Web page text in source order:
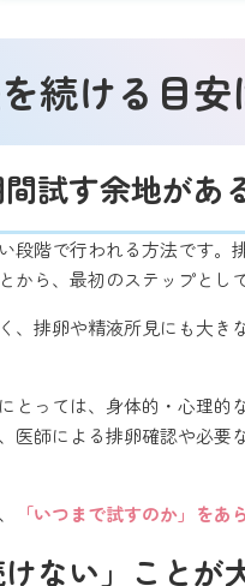
続ける目安
試す余地があ
段階で行われる方法です
ら、最初のステップとし
、排卵や精液所見にも大
っては、身体的・心理的
医師による排卵確認や必
「いつまで試すのか」を
ない」ことが